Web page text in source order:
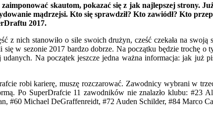
skautom, pokazać się z jak najlepszej strony.
mądrzejsi. Kto się sprawdził? Kto zawiódł? Kto
2017.
z nich stanowiło o sile swoich drużyn, cześć czekała na
w sezonie 2017 bardzo dobrze. Na początku będzie trochę
Na początek jeszcze jedna ważna informacja: jak już
robi karierę, muszę rozczarować. Zawodnicy wybrani w
Po SuperDrafcie 11 zawodników nie znalazło klubu: #23
#60 Michael DeGraffenreidt, #72 Auden Schilder, #84 Marco